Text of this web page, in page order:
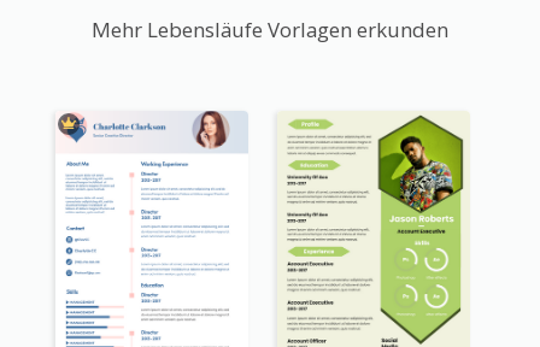
Mehr Lebensläufe Vorlagen erkunden